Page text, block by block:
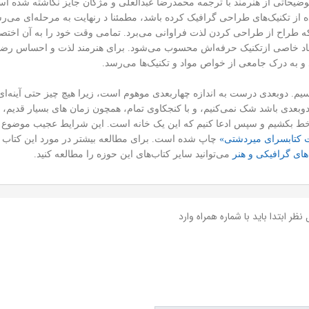
از هنرمند با ترجمه محمدرضا عبدالعلی و مژگان جایز نگاشته شده
از تکنیک‌های طراحی گرافیک کرده باشد، مطمئنا د رنهایت به مرحله‌ای
طراح از طراحی کردن لذت فراوانی می‌برد. تمامی وقت خود را به آن
خاصی ازتکنیک حرفه‌اش محسوب می‌شود. برای هنرمند لذت و احساس
به درک جامعی از خواص مواد و تکنیک‌ها می‌رسد.
دوبعدی درست به اندازه چهاربعدی موهوم است، زیرا هیچ چیز حتی
دوبعدی باشد شک نمی‌کنیم، و با کنجکاوی تمام، همچون زمان ‌های بسیار
خط بکشیم و سپس ادعا کنیم که این یک خانه است. این شرایط عجیب
کتابسرای میردشتی» چاپ شده است. برای مطالعه بیشتر در مورد این
گرافیکی و هنر می‌توانید سایر کتاب‌های این حوزه را مطالعه کنید.
ابتدا باید با شماره همراه وارد